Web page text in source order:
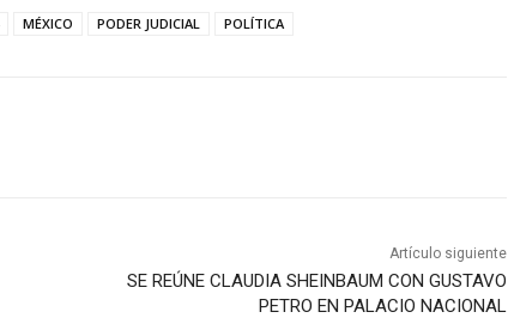
MÉXICO PODER JUDICIAL POLÍTICA
Artículo siguiente
SE REÚNE CLAUDIA SHEINBAUM CON GUSTAVO
PETRO EN PALACIO NACIONAL